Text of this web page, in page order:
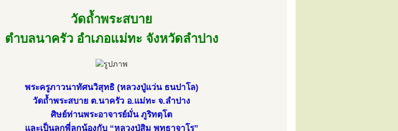
วัดถ้ำพระสบาย
ตำบลนาครัว อำเภอแม่ทะ จังหวัดลำปาง
พระครูภาวนาทัศนวิสุทธิ (หลวงปู่แว่น ธนปาโล)
วัดถ้ำพระสบาย ต.นาครัว อ.แม่ทะ จ.ลำปาง
ศิษย์ท่านพระอาจารย์มั่น ภูริทตฺโต
และเป็นลูกพี่ลูกน้องกับ “หลวงปู่สิม พุทฺธาจาโร”